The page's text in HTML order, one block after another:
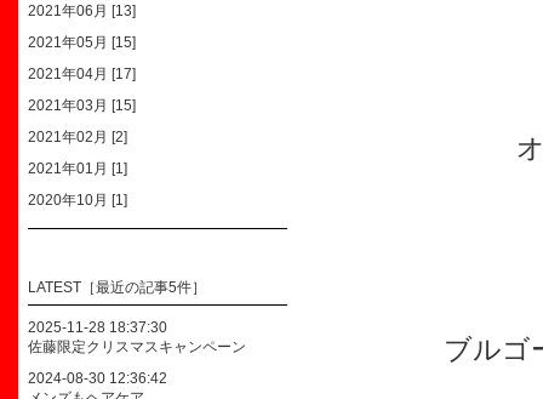
ブルゴ
2021年06月 [13]
2021年05月 [15]
2021年04月 [17]
2021年03月 [15]
2021年02月 [2]
2021年01月 [1]
2020年10月 [1]
LATEST［最近の記事5件］
2025-11-28 18:37:30
佐藤限定クリスマスキャンペーン
2024-08-30 12:36:42